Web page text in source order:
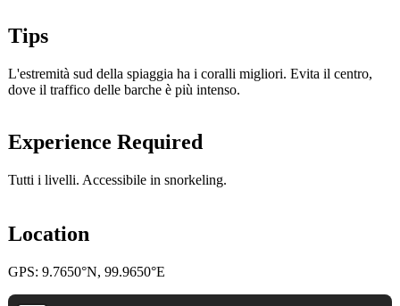
Tips
L'estremità sud della spiaggia ha i coralli migliori. Evita il centro,
dove il traffico delle barche è più intenso.
Experience Required
Tutti i livelli. Accessibile in snorkeling.
Location
GPS: 9.7650°N, 99.9650°E